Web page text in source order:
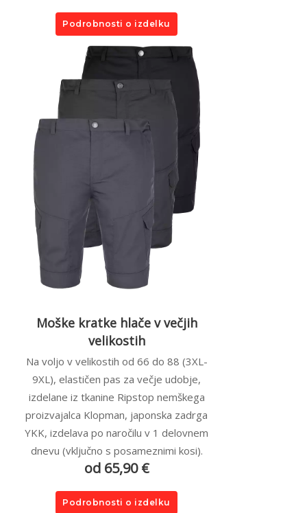
Podrobnosti o izdelku
Moške kratke hlače v večjih
velikostih
Na voljo v velikostih od 66 do 88 (3XL-
9XL), elastičen pas za večje udobje,
izdelane iz tkanine Ripstop nemškega
proizvajalca Klopman, japonska zadrga
YKK, izdelava po naročilu v 1 delovnem
dnevu (vključno s posameznimi kosi).
od 65,90 €
Podrobnosti o izdelku